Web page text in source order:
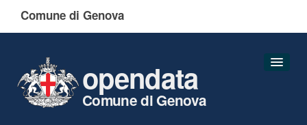
Comune di Genova
opendata
Comune di Genova